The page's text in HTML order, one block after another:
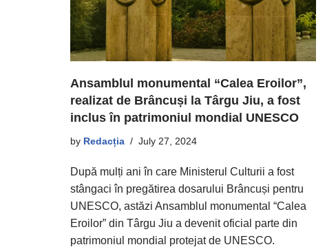
Ansamblul monumental “Calea Eroilor”,
realizat de Brâncuși la Târgu Jiu, a fost
inclus în patrimoniul mondial UNESCO
by Redacția July 27, 2024
După mulți ani în care Ministerul Culturii a fost
stângaci în pregătirea dosarului Brâncuși pentru
UNESCO, astăzi Ansamblul monumental “Calea
Eroilor” din Târgu Jiu a devenit oficial parte din
patrimoniul mondial protejat de UNESCO.